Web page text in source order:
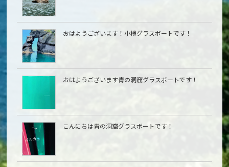
おはようございます！小樽グラスボートです！
おはようございます青の洞窟グラスボートです！
こんにちは青の洞窟グラスボートです！